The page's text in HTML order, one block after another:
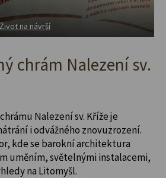
Život na návrší
chrám Nalezení sv.
Nalezení sv. Kříže je
i odvážného znovuzrození.
kde se barokní architektura
uměním, světelnými instalacemi,
na Litomyšl.